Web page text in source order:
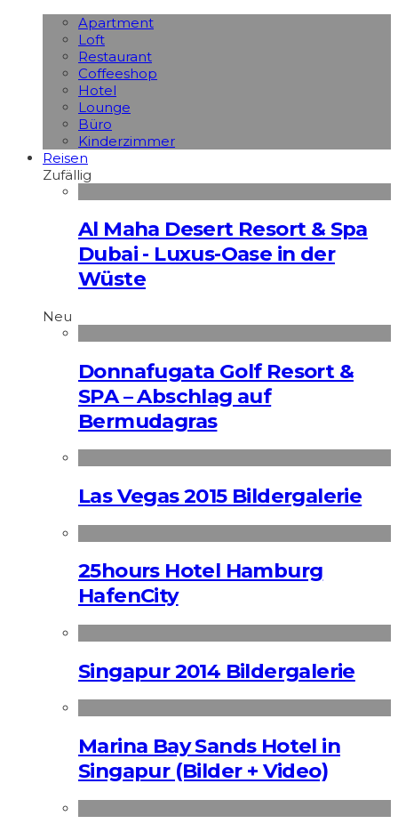
Apart­ment
Loft
Restaurant
Coffeeshop
Hotel
Lounge
Büro
Kinderzimmer
Reisen
Zufällig
Al Maha Desert Resort & Spa
Dubai - Luxus-Oase in der
Wüste
Neu
Donnafugata Golf Resort &
SPA – Abschlag auf
Bermudagras
Las Vegas 2015 Bildergalerie
25hours Hotel Hamburg
HafenCity
Singapur 2014 Bildergalerie
Marina Bay Sands Hotel in
Singapur (Bilder + Video)